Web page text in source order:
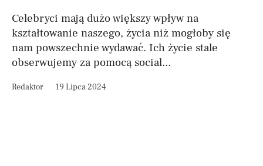
Celebryci mają dużo większy wpływ na
kształtowanie naszego, życia niż mogłoby się
nam powszechnie wydawać. Ich życie stale
obserwujemy za pomocą social...
Redaktor 19 Lipca 2024